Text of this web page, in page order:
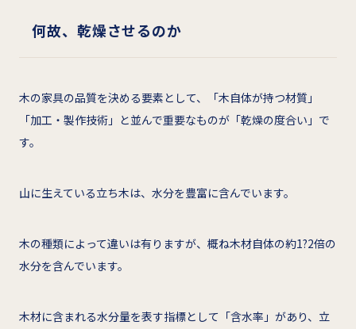
何故、乾燥させるのか
木の家具の品質を決める要素として、「木自体が持つ材質」
「加工・製作技術」と並んで重要なものが「乾燥の度合い」で
す。
山に生えている立ち木は、水分を豊富に含んでいます。
木の種類によって違いは有りますが、概ね木材自体の約1?2倍の
水分を含んでいます。
木材に含まれる水分量を表す指標として「含水率」があり、立